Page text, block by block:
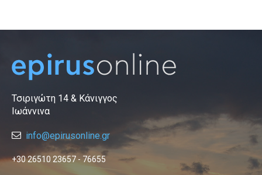
Τσιριγώτη 14 & Κάνιγγος
Ιωάννινα
info@epirusonline.gr
+30 26510 23657 - 76655